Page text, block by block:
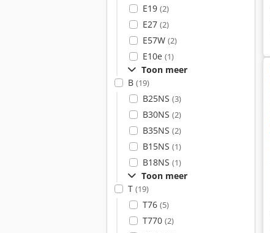
E19 (2)
E27 (2)
E57W (2)
E10e (1)
Toon meer
B (19)
B25NS (3)
B30NS (2)
B35NS (2)
B15NS (1)
B18NS (1)
Toon meer
T (19)
T76 (5)
T770 (2)